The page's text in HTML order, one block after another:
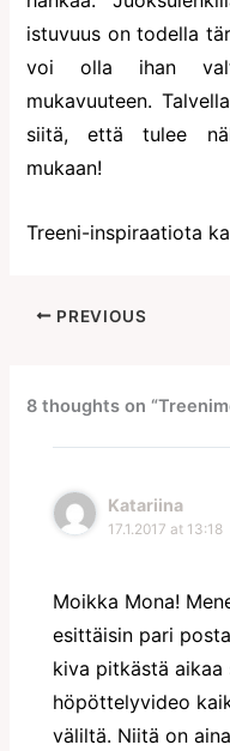
istuvuus on todella
voi olla ihan
mukavuuteen.
siitä, että tulee
mukaan!
Treeni-inspiraatiota
PREVIOUS
8 thoughts on
Katariina
17.1.2017 at 13:18
Moikka Mona!
esittäisin pari
kiva pitkästä aikaa
höpöttelyvideo
väliltä. Niitä on